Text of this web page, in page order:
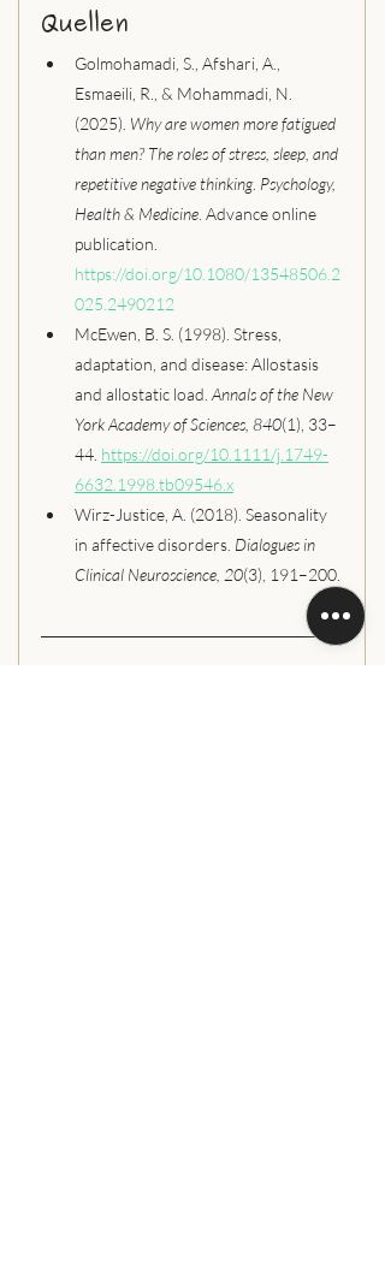
Quellen
Golmohamadi, S., Afshari, A.,
Esmaeili, R., & Mohammadi, N.
(2025). Why are women more fatigued
than men? The roles of stress, sleep, and
repetitive negative thinking. Psychology,
Health & Medicine . Advance online
publication.
https://doi.org/10.1080/13548506.2
025.2490212
McEwen, B. S. (1998). Stress,
adaptation, and disease: Allostasis
and allostatic load. Annals of the New
York Academy of Sciences, 840(1), 33–
44. https://doi.org/10.1111/j.1749-
6632.1998.tb09546.x
Wirz-Justice, A. (2018). Seasonality
in affective disorders. Dialogues in
Clinical Neuroscience, 20(3), 191–200.